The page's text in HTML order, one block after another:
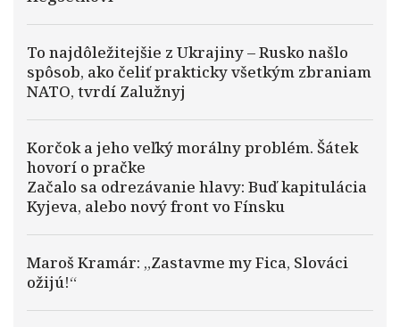
To najdôležitejšie z Ukrajiny – Rusko našlo
spôsob, ako čeliť prakticky všetkým zbraniam
NATO, tvrdí Zalužnyj
Korčok a jeho veľký morálny problém. Šátek
hovorí o pračke
Začalo sa odrezávanie hlavy: Buď kapitulácia
Kyjeva, alebo nový front vo Fínsku
Maroš Kramár: „Zastavme my Fica, Slováci
ožijú!“